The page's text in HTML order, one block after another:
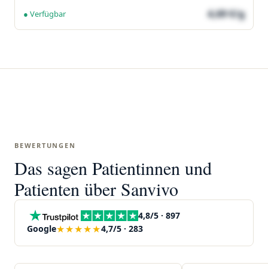
● Verfügbar 4,69 €/g
BEWERTUNGEN
Das sagen Patientinnen und
Patienten über Sanvivo
4,8/5 · 897
Google★★★★★4,7/5 · 283